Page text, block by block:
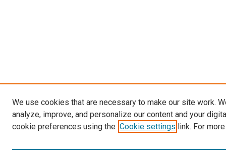
We use cookies that are necessary to make our site work.
analyze, improve, and personalize our content and your
cookie preferences using the Cookie settings link. For